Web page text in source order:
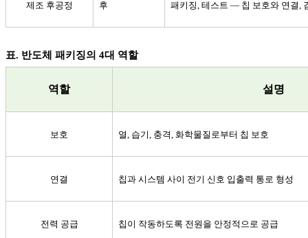
제조 후공정 후 패키징, 테스트 — 칩 보호와 연결,
표. 반도체 패키징의 4대 역할
역할 설명
보호 열, 습기 , 충격, 화학물질로부터 칩 보호
연결 칩과 시스템 사이 전기 신호 입출력 통로 형성
전력 공급 칩이 작동하도록 전원을 안정적으로 공급